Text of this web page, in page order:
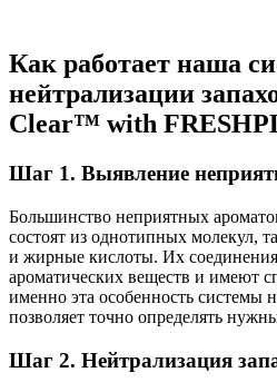
Как работает наша
нейтрализации
Clear™ with
Шаг 1. Выявление
Большинство неприятных
состоят из однотипных молекул,
и жирные кислоты. Их соединения
ароматических веществ и имеют
именно эта особенность системы
позволяет точно определять
Шаг 2. Нейтрализация